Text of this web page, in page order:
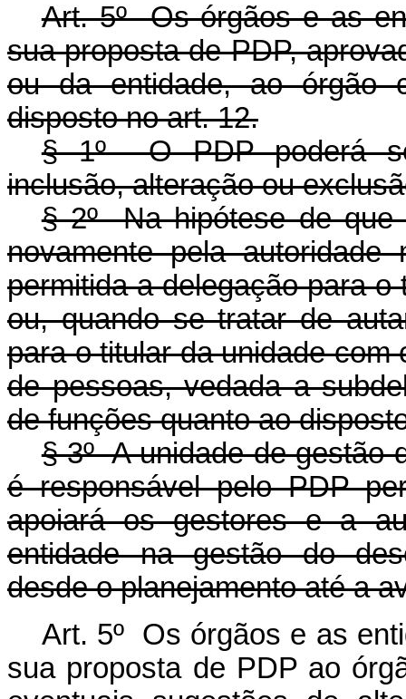
Art. 5º Os órgãos e as
sua proposta de PDP,
ou da entidade, ao órgão
disposto no art. 12.
§ 1º O PDP poderá
inclusão, alteração ou
§ 2º Na hipótese de que
novamente pela
permitida a delegação para
ou, quando se tratar de
para o titular da unidade
de pessoas, vedada a
de funções quanto ao
§ 3º A unidade de gestão
é responsável pelo PDP
apoiará os gestores e a
entidade na gestão do
desde o planejamento até a
Art. 5º Os órgãos e as
sua proposta de PDP ao